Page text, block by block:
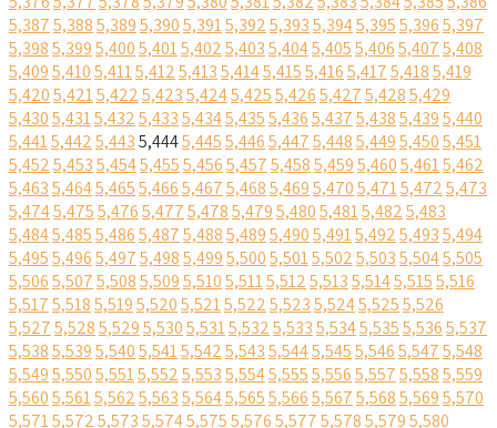
5,3875,3885,3895,3905,3915,3925,3935,3945,3955,3965,397
5,3985,3995,4005,4015,4025,4035,4045,4055,4065,4075,408
5,4095,4105,4115,4125,4135,4145,4155,4165,4175,4185,419
5,4205,4215,4225,4235,4245,4255,4265,4275,4285,429
5,4305,4315,4325,4335,4345,4355,4365,4375,4385,4395,440
5,4415,4425,4435,4445,4455,4465,4475,4485,4495,4505,451
5,4525,4535,4545,4555,4565,4575,4585,4595,4605,4615,462
5,4635,4645,4655,4665,4675,4685,4695,4705,4715,4725,473
5,4745,4755,4765,4775,4785,4795,4805,4815,4825,483
5,4845,4855,4865,4875,4885,4895,4905,4915,4925,4935,494
5,4955,4965,4975,4985,4995,5005,5015,5025,5035,5045,505
5,5065,5075,5085,5095,5105,5115,5125,5135,5145,5155,516
5,5175,5185,5195,5205,5215,5225,5235,5245,5255,526
5,5275,5285,5295,5305,5315,5325,5335,5345,5355,5365,537
5,5385,5395,5405,5415,5425,5435,5445,5455,5465,5475,548
5,5495,5505,5515,5525,5535,5545,5555,5565,5575,5585,559
5,5605,5615,5625,5635,5645,5655,5665,5675,5685,5695,570
5,5715,5725,5735,5745,5755,5765,5775,5785,5795,580